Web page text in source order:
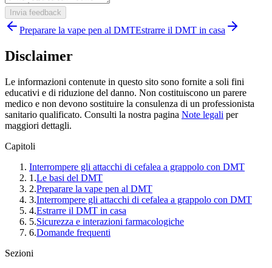
Invia feedback
Preparare la vape pen al DMTEstrarre il DMT in casa
Disclaimer
Le informazioni contenute in questo sito sono fornite a soli fini
educativi e di riduzione del danno. Non costituiscono un parere
medico e non devono sostituire la consulenza di un professionista
sanitario qualificato. Consulti la nostra pagina Note legali per
maggiori dettagli.
Capitoli
Interrompere gli attacchi di cefalea a grappolo con DMT
1 .Le basi del DMT
2.Preparare la vape pen al DMT
3.Interrompere gli attacchi di cefalea a grappolo con DMT
4.Estrarre il DMT in casa
5.Sicurezza e interazioni farmacologiche
6.Domande frequenti
Sezioni